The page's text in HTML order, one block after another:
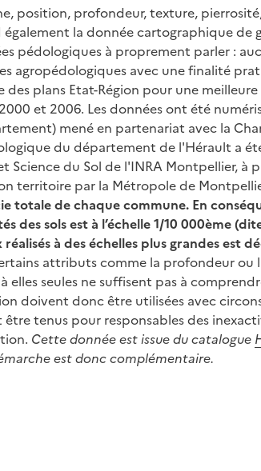
position, profondeur, texture,
la donnée cartographique de
pédologiques à proprement parler :
agropédologiques avec une finalité
plans Etat-Région pour une
et 2006. Les données ont été
mené en partenariat avec la
du département de l'Hérault a
du Sol de l'INRA Montpellier, à
territoire par la Métropole de
totale de chaque commune. En
des sols est à l’échelle 1/10 000ème
à des échelles plus grandes est
attributs comme la profondeur ou
seules ne suffisent pas à
doivent donc être utilisées avec
tenus pour responsables des
Cette donnée est issue du catalogue
est donc complémentaire.